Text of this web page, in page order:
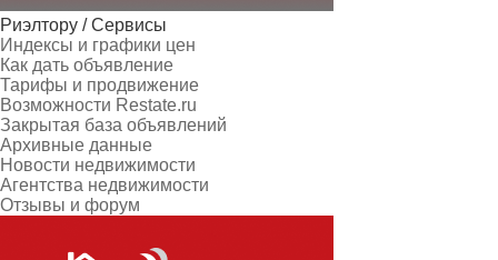
Риэлтору / Сервисы
Индексы и графики цен
Как дать объявление
Тарифы и продвижение
Возможности Restate.ru
Закрытая база объявлений
Архивные данные
Новости недвижимости
Агентства недвижимости
Отзывы и форум